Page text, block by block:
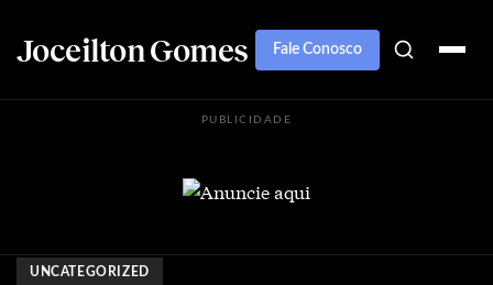
Joceilton Gomes Fale Conosco
PUBLICIDADE
UNCATEGORIZED